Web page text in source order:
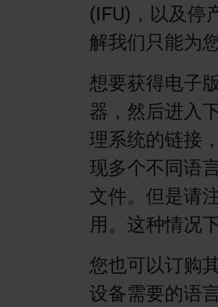
(IFU)，以及停
解我们只能为
想要获得电子
器，然后进入
理系统的链接
现多个不同语
文件。但是请
用。这种情况
您也可以订购
设备需要的语